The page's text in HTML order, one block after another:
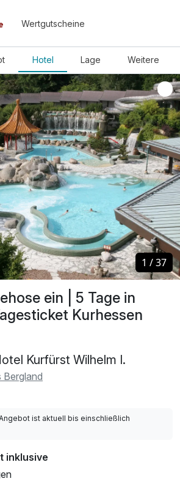
Wertgutscheine
Hotel Lage Weitere
ein | 5 Tage in
Kurhessen
Kurfürst Wilhelm I.
Bergland
1 /37
1 /37
ist aktuell bis einschließlich
inklusive